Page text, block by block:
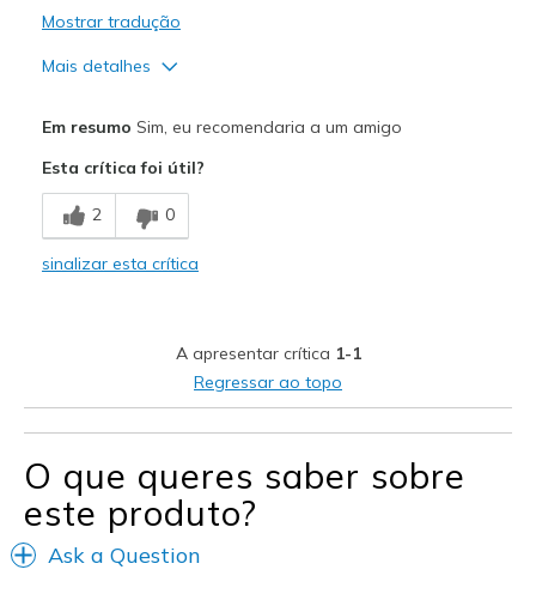
Mostrar tradução
Mais detalhes
Comfortable
Durable
Travel
Width
Feels true to width
Sizing
Feels true to size
View On Shoes
I'm Into Shoes
Em resumo Sim, eu recomendaria a um amigo
Esta crítica foi útil?
2 0
sinalizar esta crítica
A apresentar crítica 1-1
Regressar ao topo
O que queres saber sobre
este produto?
Ask a Question